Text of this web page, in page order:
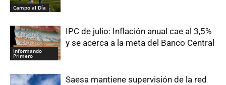
Campo al Día
Informando
Primero
IPC de julio: Inflación anual cae al 3,5%
y se acerca a la meta del Banco Central
Saesa mantiene supervisión de la red